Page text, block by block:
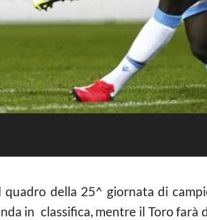
della 25^ giornata di
in classifica, mentre il Toro farà